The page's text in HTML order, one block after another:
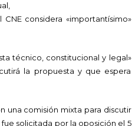
considera «importantísimo»
técnico, constitucional y legal»
la propuesta y que espera
una comisión mixta para discutir
solicitada por la oposición el 5